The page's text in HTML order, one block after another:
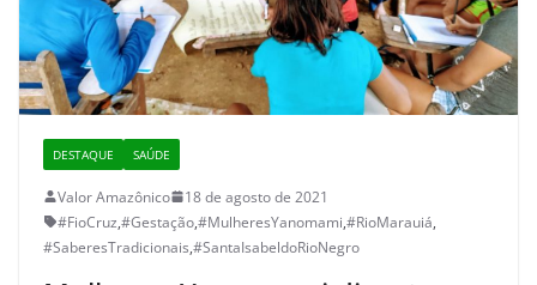
DESTAQUE SAÚDE
Valor Amazônico
18 de agosto de 2021
#FioCruz,#Gestação,#MulheresYanomami,#RioMarauiá,
#SaberesTradicionais,#SantaIsabeldoRioNegro